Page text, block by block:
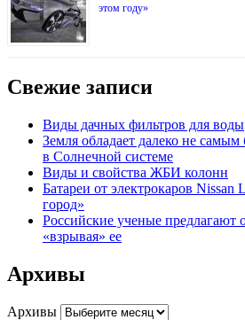
этом году»
Свежие записи
Виды дачных фильтров для воды
Земля обладает далеко не
в Солнечной системе
Виды и свойства ЖБИ колонн
Батареи от электрокаров Nissan
город»
Российские ученые предлагают
«взрывая» ее
Архивы
Архивы